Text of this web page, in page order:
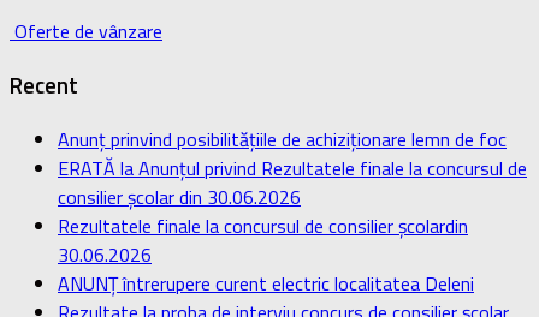
Oferte de vânzare
Recent
Anunț prinvind posibilitățiile de achiziționare lemn de foc
ERATĂ la Anunțul privind Rezultatele finale la concursul de
consilier școlar din 30.06.2026
Rezultatele finale la concursul de consilier școlardin
30.06.2026
ANUNȚ întrerupere curent electric localitatea Deleni